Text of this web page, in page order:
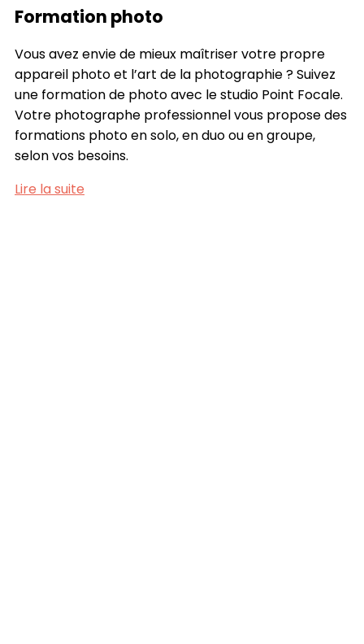
Formation photo
Vous avez envie de mieux maîtriser votre propre
appareil photo et l’art de la photographie ? Suivez
une formation de photo avec le studio Point Focale.
Votre photographe professionnel vous propose des
formations photo en solo, en duo ou en groupe,
selon vos besoins.
Lire la suite